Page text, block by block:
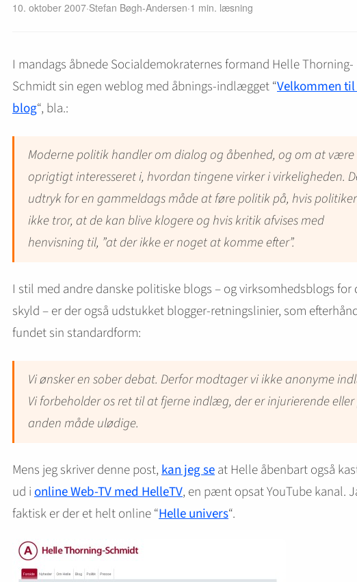
10. oktober 2007·Stefan Bøgh-Andersen·1 min. læsning
I mandags åbnede Socialdemokraternes formand Helle Thorning-
Schmidt sin egen weblog med åbnings-indlægget “Velkommen
blog“, bla.:
Moderne politik handler om dialog og åbenhed, og om at være
oprigtigt interesseret i, hvordan tingene virker i virkeligheden.
udtryk for en gammeldags måde at føre politik på, hvis
ikke tror, at de kan blive klogere og hvis kritik afvises med
henvisning til, ”at der ikke er noget at komme efter”.
I stil med andre danske politiske blogs – og virksomhedsblogs for
skyld – er der også udstukket blogger-retningslinier, som
fundet sin standardform:
Vi ønsker en sober debat. Derfor modtager vi ikke anonyme
Vi forbeholder os ret til at fjerne indlæg, der er injurierende
anden måde ulødige.
Mens jeg skriver denne post,kan jeg seat Helle åbenbart også
ud ionline Web-TV med HelleTV, en pænt opsat YouTube kanal.
faktisk er der et helt online “Helle univers“.